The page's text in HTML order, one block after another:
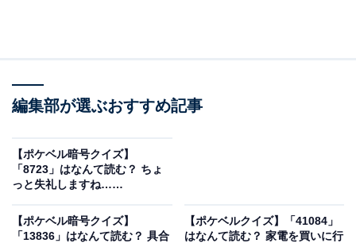
1
編集部が選ぶおすすめ記事
【ポケベル暗号クイズ】
「8723」はなんて読む？ ちょ
っと失礼しますね……
【ポケベル暗号クイズ】
「13836」はなんて読む？ 具合
【ポケベルクイズ】「41084」
はなんて読む？ 家電を買いに行